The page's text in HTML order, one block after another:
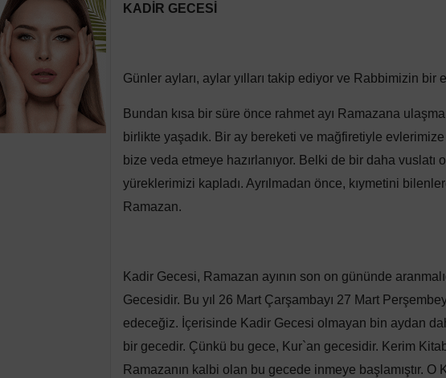
KADİR GECESİ
Günler ayları, aylar yılları takip ediyor ve Rabbimizin bir
Bundan kısa bir süre önce rahmet ayı Ramazana
birlikte yaşadık. Bir ay bereketi ve mağfiretiyle
bize veda etmeye hazırlanıyor. Belki de bir daha vuslatı
yüreklerimizi kapladı. Ayrılmadan önce, kıymetini
Ramazan.
Kadir Gecesi, Ramazan ayının son on gününde
Gecesidir. Bu yıl 26 Mart Çarşambayı 27 Mart
edeceğiz. İçerisinde Kadir Gecesi olmayan bin aydan
bir gecedir. Çünkü bu gece, Kur`an gecesidir. Kerim
Ramazanın kalbi olan bu gecede inmeye başlamıştır.